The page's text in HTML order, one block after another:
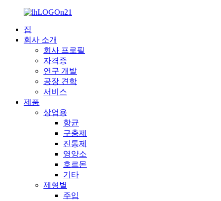
집
회사 소개
회사 프로필
자격증
연구 개발
공장 견학
서비스
제품
상업용
항균
구충제
진통제
영양소
호르몬
기타
제형별
주입